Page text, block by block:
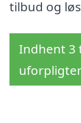
tilbud og
Indhent 3